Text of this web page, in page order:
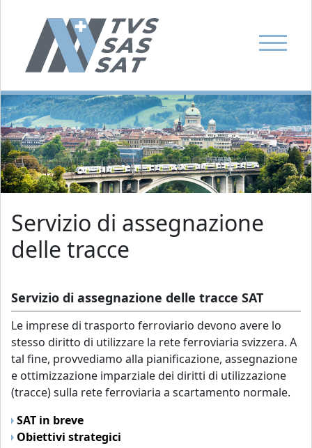
Mostra la
Immagine casuale
Servizio di assegnazione
delle tracce
Servizio di assegnazione delle tracce SAT
Le imprese di trasporto ferroviario devono avere lo
stesso diritto di utilizzare la rete ferroviaria svizzera. A
tal fine, provvediamo alla pianificazione, assegnazione
e ottimizzazione imparziale dei diritti di utilizzazione
(tracce) sulla rete ferroviaria a scartamento normale.
SAT in breve
Obiettivi strategici